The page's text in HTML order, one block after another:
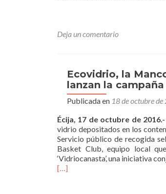
Deja un comentario
Ecovidrio, la
lanzan la
Publicada en 18 de octubre
Écija, 17 de octubre de 2016.-
vidrio depositados en los
Servicio público de recogida
Basket Club, equipo local
‘Vidriocanasta’, una iniciativa
[…]